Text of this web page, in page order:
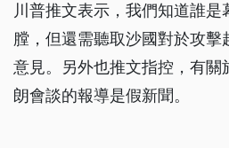
川普推文表示，我們知道誰是
膛，但還需聽取沙國對於攻擊
意見。另外也推文指控，有關
朗會談的報導是假新聞。